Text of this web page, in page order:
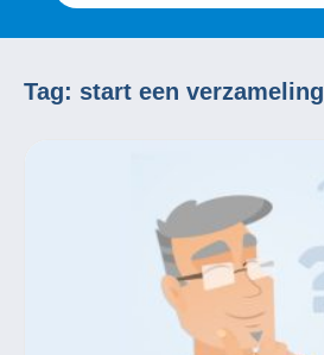
Tag: start een verzameling